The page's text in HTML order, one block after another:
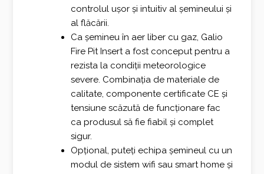
controlul ușor și intuitiv al șemineului și
al flăcării.
Ca șemineu în aer liber cu gaz, Galio
Fire Pit Insert a fost conceput pentru a
rezista la condiții meteorologice
severe. Combinația de materiale de
calitate, componente certificate CE și
tensiune scăzută de funcționare fac
ca produsul să fie fiabil și complet
sigur.
Opțional, puteți echipa șemineul cu un
modul de sistem wifi sau smart home și